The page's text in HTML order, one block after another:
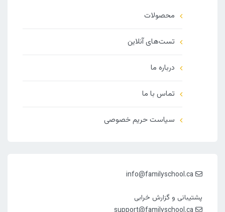
محصولات
تست‌های آنلاین
درباره ما
تماس با ما
سیاست حریم خصوصی
info@familyschool.ca
پشتیبانی و گزارش خرابی